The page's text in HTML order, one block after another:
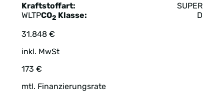
Kraftstoffart:
SUPER
WLTPCO2 Klasse: D
31.848 €
inkl. MwSt
173 €
mtl. Finanzierungsrate